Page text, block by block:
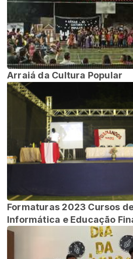
Arraiá da Cultura Popular
Formaturas 2023 Cursos de
Informática e Educação